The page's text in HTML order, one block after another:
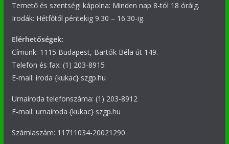
Temető és szentségi kápolna: Minden nap 8-tól 18 óráig.
Irodák: Hétfőtől péntekig 9.30 – 16.30-ig.
Elérhetőségek:
Címünk: 1115 Budapest, Bartók Béla út 149.
Telefon és fax: (1) 203-8915
E-mail: iroda {kukac} szgp.hu
Urnairoda telefonszáma: (1) 203-8912
E-mail: urnairoda {kukac} szgp.hu
Számlaszám: 11711034-20021290